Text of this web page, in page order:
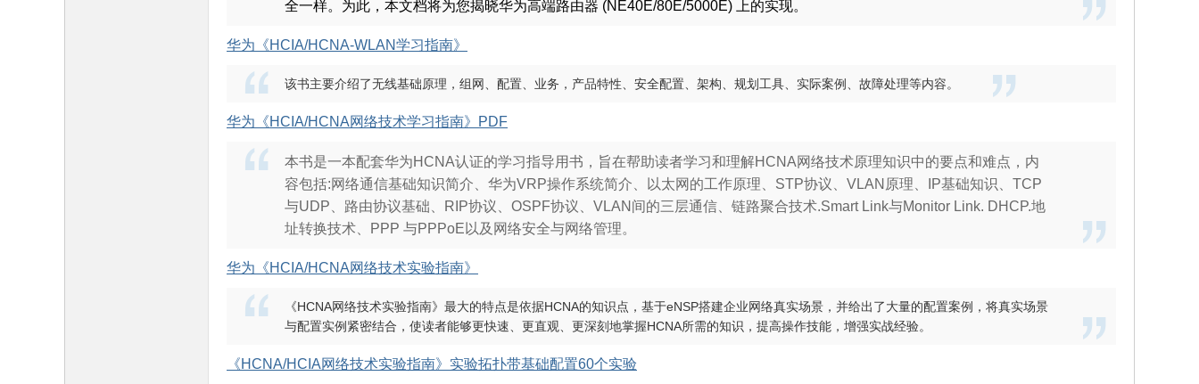
全一样。为此，本文档将为您揭晓华为高端路由器 (NE40E/80E/5000E) 上的实现。
华为《HCIA/HCNA-WLAN学习指南》
该书主要介绍了无线基础原理，组网、配置、业务，产品特性、安全配置、架构、规划工具、实际案例、故障处理等内容。
华为《HCIA/HCNA网络技术学习指南》PDF
本书是一本配套华为HCNA认证的学习指导用书，旨在帮助读者学习和理解HCNA网络技术原理知识中的要点和难点，内
容包括:网络通信基础知识简介、华为VRP操作系统简介、以太网的工作原理、STP协议、VLAN原理、IP基础知识、TCP
与UDP、路由协议基础、RIP协议、OSPF协议、VLAN间的三层通信、链路聚合技术.Smart Link与Monitor Link. DHCP.地
址转换技术、PPP 与PPPoE以及网络安全与网络管理。
华为《HCIA/HCNA网络技术实验指南》
《HCNA网络技术实验指南》最大的特点是依据HCNA的知识点，基于eNSP搭建企业网络真实场景，并给出了大量的配置案例，将真实场景
与配置实例紧密结合，使读者能够更快速、更直观、更深刻地掌握HCNA所需的知识，提高操作技能，增强实战经验。
《HCNA/HCIA网络技术实验指南》实验拓扑带基础配置60个实验